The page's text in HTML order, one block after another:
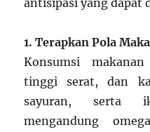
1. Terapkan Pola
Konsumsi
tinggi serat, dan
sayuran, serta
mengandung